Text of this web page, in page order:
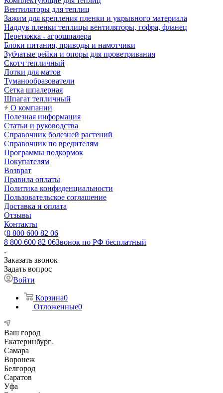
Вентиляторы для теплиц
Зажим для крепления пленки и укрывного материала
Наддув пленки теплицы вентиляторы, гофра, фланец
Перетяжка - агрошпалера
Блоки питания, приводы и намотчики
Зубчатые рейки и опоры для проветривания
Скотч тепличный
Лотки для матов
Туманообразователи
Сетка шпалерная
Шпагат тепличный
О компании
Полезная информация
Статьи и руководства
Справочник болезней растений
Справочник по вредителям
Программы подкормок
Покупателям
Возврат
Правила оплаты
Политика конфиденциальности
Пользовательское соглашение
Доставка и оплата
Отзывы
Контакты
8 800 600 82 06
8 800 600 82 06Звонок по РФ бесплатный
Заказать звонок
Задать вопрос
Войти
Корзина0
Отложенные0
Ваш город
Екатеринбург
Самара
Воронеж
Белгород
Саратов
Уфа